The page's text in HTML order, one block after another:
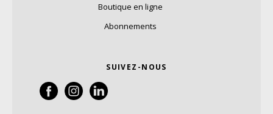
Boutique en ligne
Abonnements
SUIVEZ-NOUS